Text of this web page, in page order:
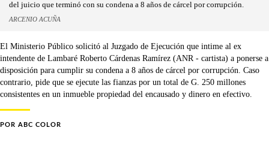
del juicio que terminó con su condena a 8 años de cárcel por corrupción.
ARCENIO ACUÑA
El Ministerio Público solicitó al Juzgado de Ejecución que intime al ex
intendente de Lambaré Roberto Cárdenas Ramírez (ANR - cartista) a ponerse a
disposición para cumplir su condena a 8 años de cárcel por corrupción. Caso
contrario, pide que se ejecute las fianzas por un total de G. 250 millones
consistentes en un inmueble propiedad del encausado y dinero en efectivo.
POR ABC COLOR